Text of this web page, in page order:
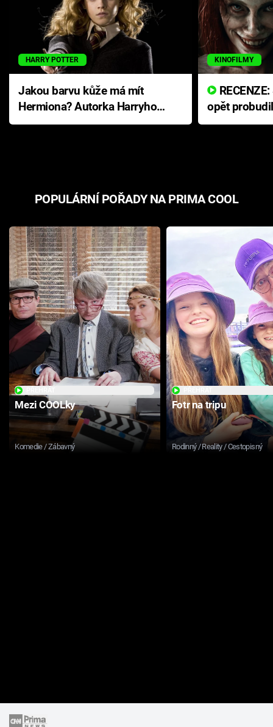
HARRY POTTER
Jakou barvu kůže má mít
Hermiona? Autorka Harryho
Pottera přišla s ráznou
KINOFILMY
opět
přichází s
POPULÁRNÍ POŘADY NA PRIMA COOL
Mezi COOLky
Komedie / Zábavný
Fotr na tripu
Rodinný / Reality / Cestopisný